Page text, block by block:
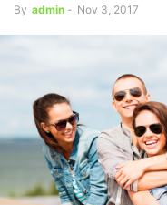
By admin - Nov 3, 2017